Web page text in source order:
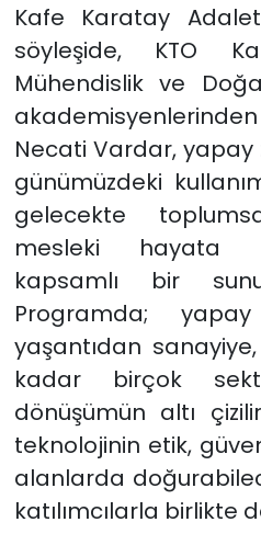
Kafe Karatay
söyleşide, KTO
Mühendislik ve
Necati Vardar,
günümüzdeki
gelecekte
mesleki hayata
kapsamlı bir
Programda;
yaşantıdan
kadar birçok
dönüşümün altı
teknolojinin etik,
alanlarda
katılımcılarla birlikte